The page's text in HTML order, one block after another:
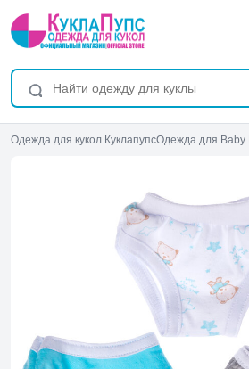
Одежда для кукол КуклапупсОдежда для Baby